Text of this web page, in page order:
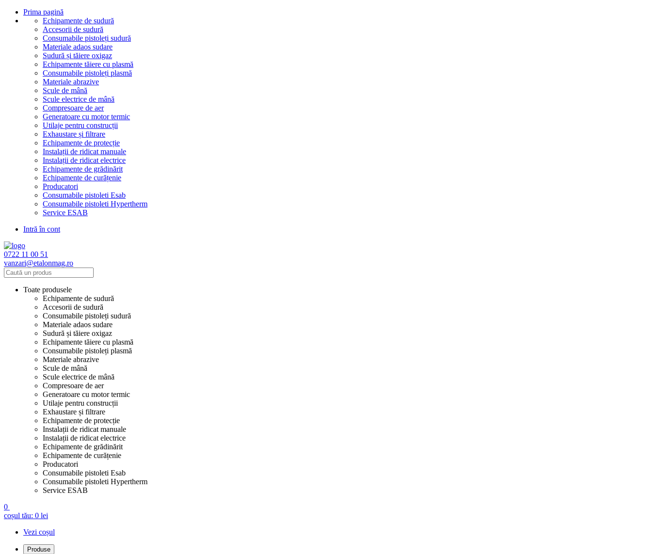
Prima pagină
Echipamente de sudură
Accesorii de sudură
Consumabile pistoleți sudură
Materiale adaos sudare
Sudură și tăiere oxigaz
Echipamente tăiere cu plasmă
Consumabile pistoleți plasmă
Materiale abrazive
Scule de mână
Scule electrice de mână
Compresoare de aer
Generatoare cu motor termic
Utilaje pentru construcții
Exhaustare și filtrare
Echipamente de protecție
Instalații de ridicat manuale
Instalații de ridicat electrice
Echipamente de grădinărit
Echipamente de curățenie
Producatori
Consumabile pistoleti Esab
Consumabile pistoleti Hypertherm
Service ESAB
Intră în cont
0722 11 00 51
vanzari@etalonmag.ro
Toate produsele
Echipamente de sudură
Accesorii de sudură
Consumabile pistoleți sudură
Materiale adaos sudare
Sudură și tăiere oxigaz
Echipamente tăiere cu plasmă
Consumabile pistoleți plasmă
Materiale abrazive
Scule de mână
Scule electrice de mână
Compresoare de aer
Generatoare cu motor termic
Utilaje pentru construcții
Exhaustare și filtrare
Echipamente de protecție
Instalații de ridicat manuale
Instalații de ridicat electrice
Echipamente de grădinărit
Echipamente de curățenie
Producatori
Consumabile pistoleti Esab
Consumabile pistoleti Hypertherm
Service ESAB
0
coșul tău: 0 lei
Vezi coșul
Produse